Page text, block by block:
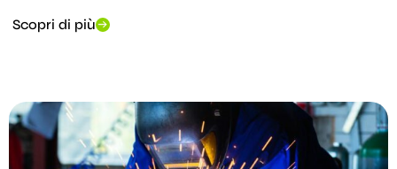
Scopri di più